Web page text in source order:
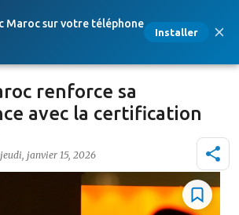
Maroc sur votre téléphone
Installer
au contenu principal
renforce sa
avec la certification
jeudi, janvier 15, 2026